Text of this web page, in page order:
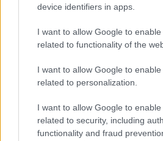
device identifiers in apps.
I want to allow Google to
related to functionality of the
I want to allow Google to
related to personalization.
I want to allow Google to
related to security, including
functionality and fraud
Ελλάδα|06.12.2023 18:44